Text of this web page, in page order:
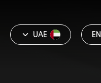
EN
UAE